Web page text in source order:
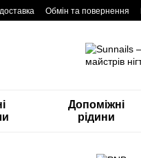
Обмін та повернення
Допоміжні
рідини